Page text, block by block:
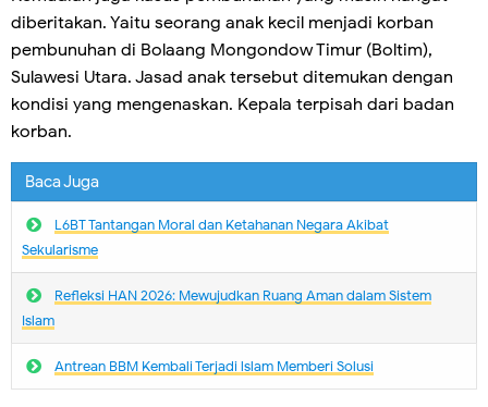
diberitakan. Yaitu seorang anak kecil menjadi korban
pembunuhan di Bolaang Mongondow Timur (Boltim),
Sulawesi Utara. Jasad anak tersebut ditemukan dengan
kondisi yang mengenaskan. Kepala terpisah dari badan
korban.
Baca Juga
L6BT Tantangan Moral dan Ketahanan Negara Akibat
Sekularisme
Refleksi HAN 2026: Mewujudkan Ruang Aman dalam Sistem
Islam
Antrean BBM Kembali Terjadi lslam Memberi Solusi